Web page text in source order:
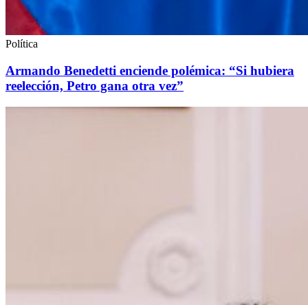
Política
Armando Benedetti enciende polémica: “Si hubiera
reelección, Petro gana otra vez”